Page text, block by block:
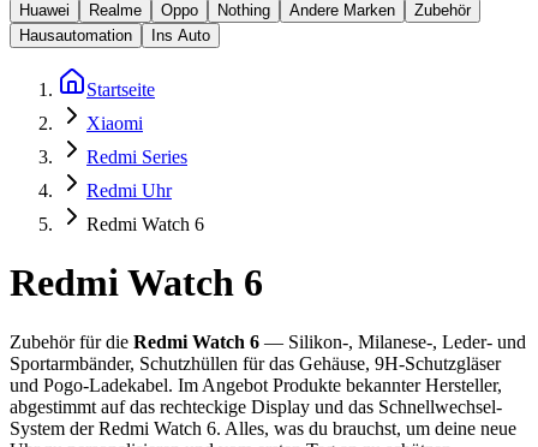
Huawei
Realme Oppo Nothing Andere Marken
Zubehör
Hausautomation
Ins Auto
Startseite
Xiaomi
Redmi Series
Redmi Uhr
Redmi Watch 6
Redmi Watch 6
Zubehör für die Redmi Watch 6 — Silikon-, Milanese-, Leder- und
Sportarmbänder, Schutzhüllen für das Gehäuse, 9H-Schutzgläser
und Pogo-Ladekabel. Im Angebot Produkte bekannter Hersteller,
abgestimmt auf das rechteckige Display und das Schnellwechsel-
System der Redmi Watch 6. Alles, was du brauchst, um deine neue